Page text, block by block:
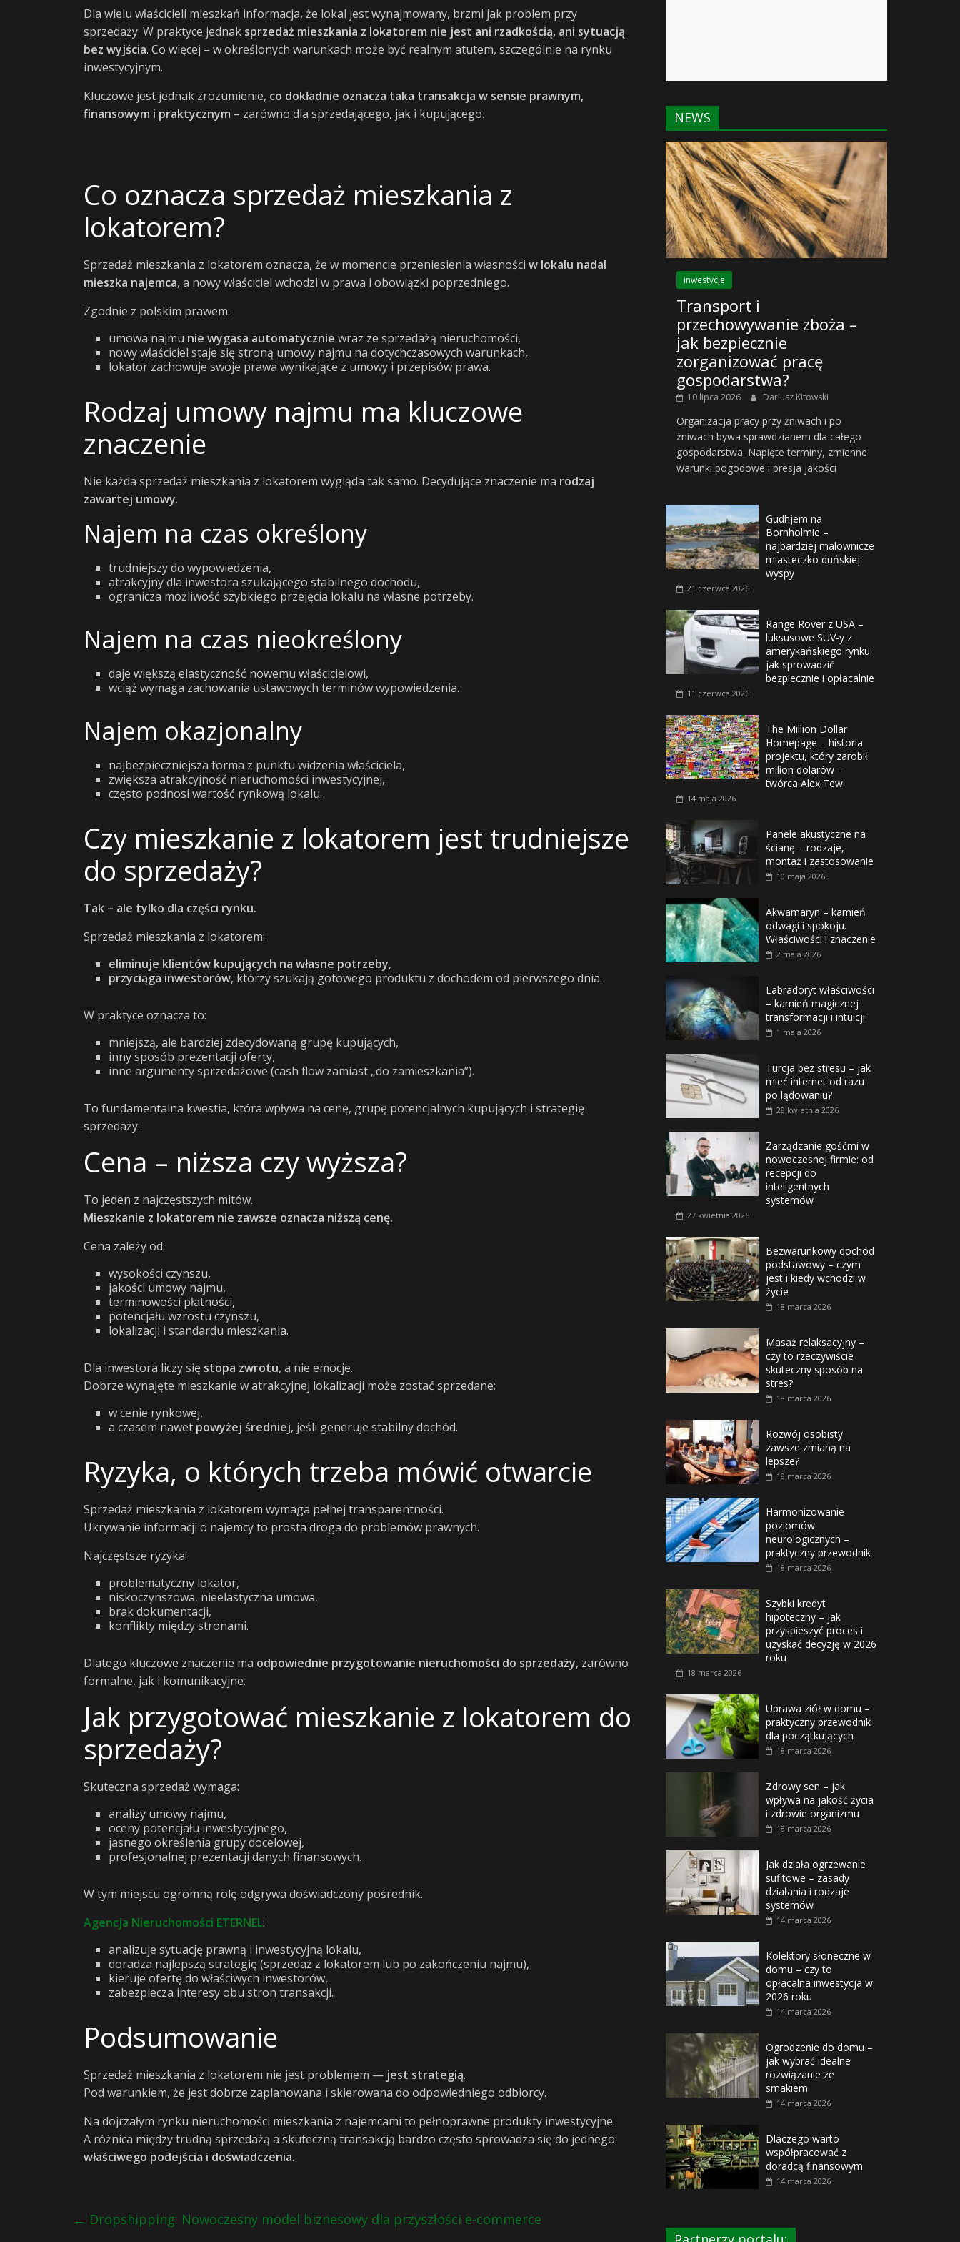
życiu
po
finanse,
podróże,
lifestyle
Dla wielu właścicieli mieszkań informacja, że lokal jest wynajmowany, brzmi jak problem przy
sprzedaży. W praktyce jednak sprzedaż mieszkania z lokatorem nie jest ani rzadkością, ani sytuacją
bez wyjścia. Co więcej – w określonych warunkach może być realnym atutem, szczególnie na rynku
inwestycyjnym.
Kluczowe jest jednak zrozumienie, co dokładnie oznacza taka transakcja w sensie prawnym,
finansowym i praktycznym – zarówno dla sprzedającego, jak i kupującego.
Co oznacza sprzedaż mieszkania z
lokatorem?
Sprzedaż mieszkania z lokatorem oznacza, że w momencie przeniesienia własności w lokalu nadal
mieszka najemca, a nowy właściciel wchodzi w prawa i obowiązki poprzedniego.
Zgodnie z polskim prawem:
umowa najmu nie wygasa automatycznie wraz ze sprzedażą nieruchomości,
nowy właściciel staje się stroną umowy najmu na dotychczasowych warunkach,
lokator zachowuje swoje prawa wynikające z umowy i przepisów prawa.
Rodzaj umowy najmu ma kluczowe
znaczenie
Nie każda sprzedaż mieszkania z lokatorem wygląda tak samo. Decydujące znaczenie ma rodzaj
zawartej umowy.
Najem na czas określony
trudniejszy do wypowiedzenia,
atrakcyjny dla inwestora szukającego stabilnego dochodu,
ogranicza możliwość szybkiego przejęcia lokalu na własne potrzeby.
Najem na czas nieokreślony
daje większą elastyczność nowemu właścicielowi,
wciąż wymaga zachowania ustawowych terminów wypowiedzenia.
Najem okazjonalny
najbezpieczniejsza forma z punktu widzenia właściciela,
zwiększa atrakcyjność nieruchomości inwestycyjnej,
często podnosi wartość rynkową lokalu.
Czy mieszkanie z lokatorem jest trudniejsze
do sprzedaży?
Tak – ale tylko dla części rynku.
Sprzedaż mieszkania z lokatorem:
eliminuje klientów kupujących na własne potrzeby,
przyciąga inwestorów, którzy szukają gotowego produktu z dochodem od pierwszego dnia.
W praktyce oznacza to:
mniejszą, ale bardziej zdecydowaną grupę kupujących,
inny sposób prezentacji oferty,
inne argumenty sprzedażowe (cash flow zamiast „do zamieszkania”).
To fundamentalna kwestia, która wpływa na cenę, grupę potencjalnych kupujących i strategię
sprzedaży.
Cena – niższa czy wyższa?
To jeden z najczęstszych mitów.
Mieszkanie z lokatorem nie zawsze oznacza niższą cenę.
Cena zależy od:
wysokości czynszu,
jakości umowy najmu,
terminowości płatności,
potencjału wzrostu czynszu,
lokalizacji i standardu mieszkania.
Dla inwestora liczy się stopa zwrotu, a nie emocje.
Dobrze wynajęte mieszkanie w atrakcyjnej lokalizacji może zostać sprzedane:
w cenie rynkowej,
a czasem nawet powyżej średniej, jeśli generuje stabilny dochód.
Ryzyka, o których trzeba mówić otwarcie
Sprzedaż mieszkania z lokatorem wymaga pełnej transparentności.
Ukrywanie informacji o najemcy to prosta droga do problemów prawnych.
Najczęstsze ryzyka:
problematyczny lokator,
niskoczynszowa, nieelastyczna umowa,
brak dokumentacji,
konflikty między stronami.
Dlatego kluczowe znaczenie ma odpowiednie przygotowanie nieruchomości do sprzedaży, zarówno
formalne, jak i komunikacyjne.
Jak przygotować mieszkanie z lokatorem do
sprzedaży?
Skuteczna sprzedaż wymaga:
analizy umowy najmu,
oceny potencjału inwestycyjnego,
jasnego określenia grupy docelowej,
profesjonalnej prezentacji danych finansowych.
W tym miejscu ogromną rolę odgrywa doświadczony pośrednik.
Agencja Nieruchomości ETERNEL:
analizuje sytuację prawną i inwestycyjną lokalu,
doradza najlepszą strategię (sprzedaż z lokatorem lub po zakończeniu najmu),
kieruje ofertę do właściwych inwestorów,
zabezpiecza interesy obu stron transakcji.
Podsumowanie
Sprzedaż mieszkania z lokatorem nie jest problemem — jest strategią.
Pod warunkiem, że jest dobrze zaplanowana i skierowana do odpowiedniego odbiorcy.
Na dojrzałym rynku nieruchomości mieszkania z najemcami to pełnoprawne produkty inwestycyjne.
A różnica między trudną sprzedażą a skuteczną transakcją bardzo często sprowadza się do jednego:
właściwego podejścia i doświadczenia.
← Dropshipping: Nowoczesny model biznesowy dla przyszłości e-commerce
NEWS
inwestycje
Transport i
przechowywanie zboża –
jak bezpiecznie
zorganizować pracę
gospodarstwa?
10 lipca 2026 Dariusz Kitowski
Organizacja pracy przy żniwach i po
żniwach bywa sprawdzianem dla całego
gospodarstwa. Napięte terminy, zmienne
warunki pogodowe i presja jakości
Gudhjem na
Bornholmie –
najbardziej malownicze
miasteczko duńskiej
wyspy
21 czerwca 2026
Range Rover z USA –
luksusowe SUV-y z
amerykańskiego rynku:
jak sprowadzić
bezpiecznie i opłacalnie
11 czerwca 2026
The Million Dollar
Homepage – historia
projektu, który zarobił
milion dolarów –
twórca Alex Tew
14 maja 2026
Panele akustyczne na
ścianę – rodzaje,
montaż i zastosowanie
10 maja 2026
Akwamaryn – kamień
odwagi i spokoju.
Właściwości i znaczenie
2 maja 2026
Labradoryt właściwości
– kamień magicznej
transformacji i intuicji
1 maja 2026
Turcja bez stresu – jak
mieć internet od razu
po lądowaniu?
28 kwietnia 2026
Zarządzanie gośćmi w
nowoczesnej firmie: od
recepcji do
inteligentnych
systemów
27 kwietnia 2026
Bezwarunkowy dochód
podstawowy – czym
jest i kiedy wchodzi w
życie
18 marca 2026
Masaż relaksacyjny –
czy to rzeczywiście
skuteczny sposób na
stres?
18 marca 2026
Rozwój osobisty
zawsze zmianą na
lepsze?
18 marca 2026
Harmonizowanie
poziomów
neurologicznych –
praktyczny przewodnik
18 marca 2026
Szybki kredyt
hipoteczny – jak
przyspieszyć proces i
uzyskać decyzję w 2026
roku
18 marca 2026
Uprawa ziół w domu –
praktyczny przewodnik
dla początkujących
18 marca 2026
Zdrowy sen – jak
wpływa na jakość życia
i zdrowie organizmu
18 marca 2026
Jak działa ogrzewanie
sufitowe – zasady
działania i rodzaje
systemów
14 marca 2026
Kolektory słoneczne w
domu – czy to
opłacalna inwestycja w
2026 roku
14 marca 2026
Ogrodzenie do domu –
jak wybrać idealne
rozwiązanie ze
smakiem
14 marca 2026
Dlaczego warto
współpracować z
doradcą finansowym
14 marca 2026